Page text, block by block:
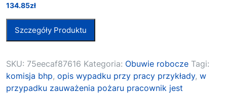
134.85zł
Szczegóły Produktu
SKU: 75eecaf87616 Kategoria: Obuwie robocze Tagi:
komisja bhp, opis wypadku przy pracy przykłady, w
przypadku zauważenia pożaru pracownik jest